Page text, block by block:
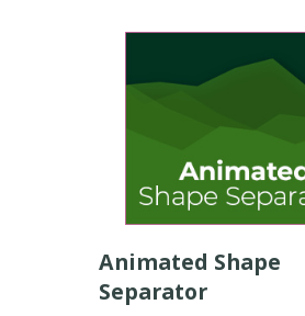
Animated Shape
Separator